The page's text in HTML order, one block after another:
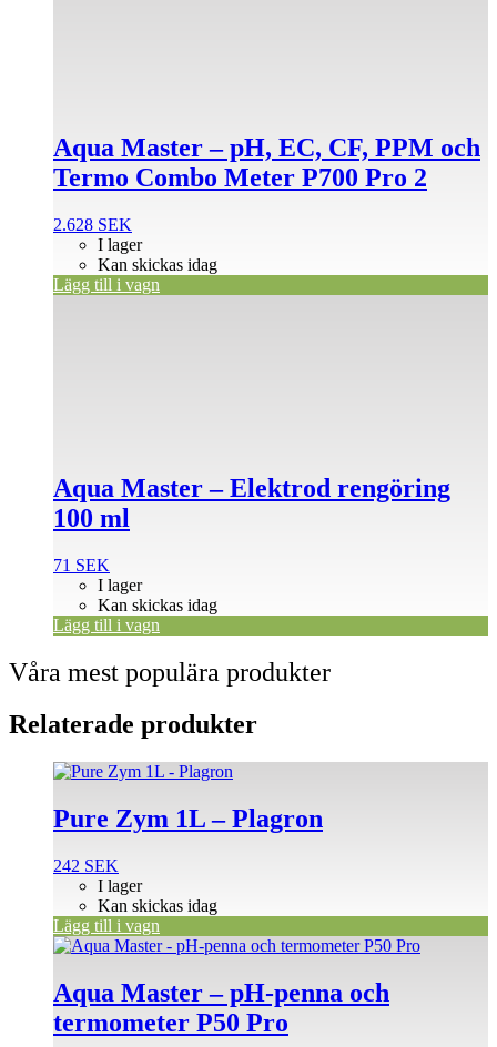
Aqua Master – pH, EC, CF, PPM och
Termo Combo Meter P700 Pro 2
2.628 SEK
I lager
Kan skickas idag
Lägg till i vagn
Aqua Master – Elektrod rengöring
100 ml
71 SEK
I lager
Kan skickas idag
Lägg till i vagn
Våra mest populära produkter
Relaterade produkter
Pure Zym 1L – Plagron
242 SEK
I lager
Kan skickas idag
Lägg till i vagn
Aqua Master – pH-penna och
termometer P50 Pro